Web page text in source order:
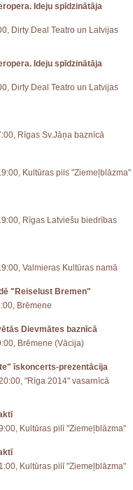
Ideju spīdzinātāja
Dirty Deal Teatro un Latvijas
Ideju spīdzinātāja
Dirty Deal Teatro un Latvijas
Rīgas Sv.Jāņa baznīcā
Kultūras pils "Ziemeļblāzma"
Rīgas Latviešu biedrības
Valmieras Kultūras namā
"Reiselust Bremen"
Brēmene
Dievmātes baznīcā
Brēmene (Vācija)
īskoncerts-prezentācija
"Rīga 2014" vasarnīcā
Kultūras pilī "Ziemeļblāzma"
Kultūras pilī "Ziemeļblāzma"